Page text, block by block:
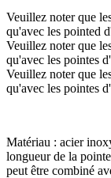
Veuillez noter que
qu'avec les pointed
Veuillez noter que
qu'avec les pointes
Veuillez noter que
qu'avec les pointes
Matériau : acier
longueur de la
peut être combiné